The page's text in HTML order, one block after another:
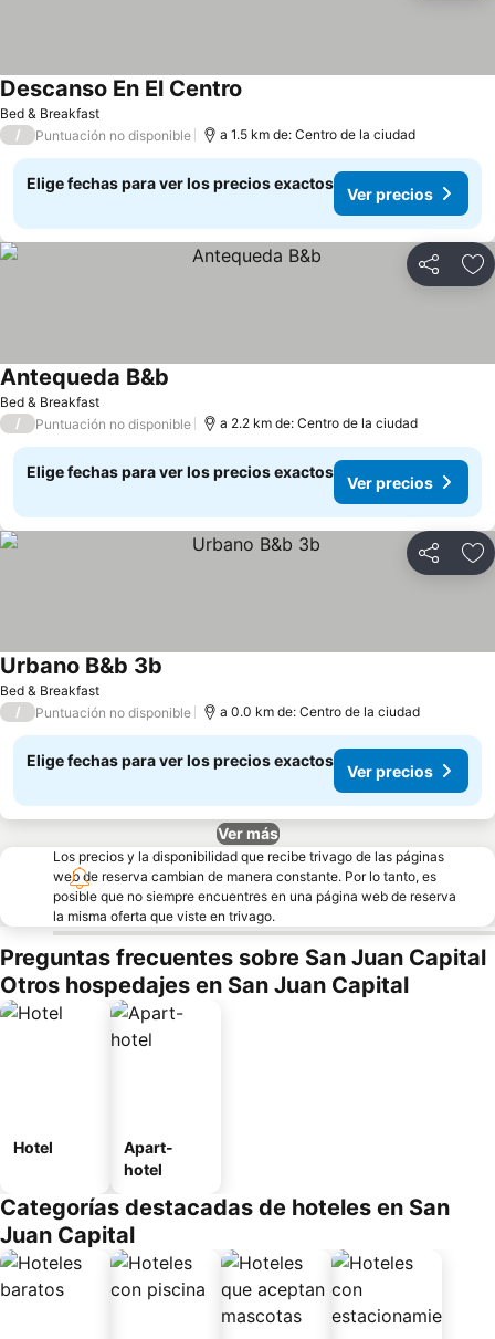
Bed & Breakfast
Descanso En El Centro
/ Puntuación no disponible a 1.5 km de: Centro de la ciudad
Elige fechas para ver los precios exactos
Ver precios
Compartir
Bed & Breakfast
Antequeda B&b
/ Puntuación no disponible a 2.2 km de: Centro de la ciudad
Elige fechas para ver los precios exactos
Ver precios
Compartir
Bed & Breakfast
Urbano B&b 3b
/ Puntuación no disponible a 0.0 km de: Centro de la ciudad
Elige fechas para ver los precios exactos
Ver precios
Ver más
Los precios y la disponibilidad que recibe trivago de las páginas
web de reserva cambian de manera constante. Por lo tanto, es
posible que no siempre encuentres en una página web de reserva
la misma oferta que viste en trivago.
Preguntas frecuentes sobre San Juan Capital
Otros hospedajes en San Juan Capital
Hotel
Apart-
hotel
Categorías destacadas de hoteles en San
Juan Capital